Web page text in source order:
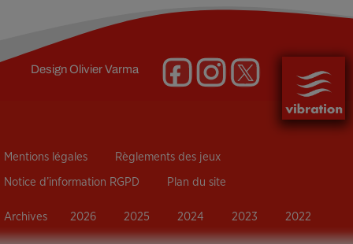
DesignOlivier Varma
Mentions légales Règlements des jeux
Notice d’information RGPD Plan du site
Archives 2026 2025 2024 2023 2022